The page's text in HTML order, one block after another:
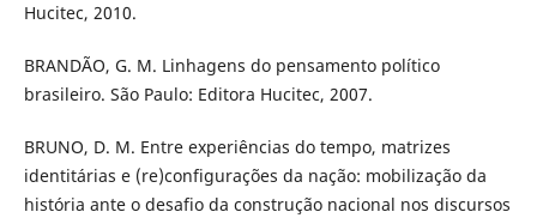
Hucitec, 2010.
BRANDÃO, G. M. Linhagens do pensamento político
brasileiro. São Paulo: Editora Hucitec, 2007.
BRUNO, D. M. Entre experiências do tempo, matrizes
identitárias e (re)configurações da nação: mobilização da
história ante o desafio da construção nacional nos discursos